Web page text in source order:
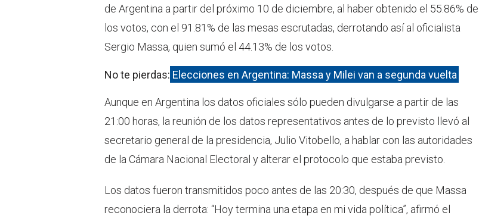
de Argentina a partir del próximo 10 de diciembre, al haber obtenido el 55.86% de
los votos, con el 91.81% de las mesas escrutadas, derrotando así al oficialista
Sergio Massa, quien sumó el 44.13% de los votos.
No te pierdas: Elecciones en Argentina: Massa y Milei van a segunda vuelta
Aunque en Argentina los datos oficiales sólo pueden divulgarse a partir de las
21:00 horas, la reunión de los datos representativos antes de lo previsto llevó al
secretario general de la presidencia, Julio Vitobello, a hablar con las autoridades
de la Cámara Nacional Electoral y alterar el protocolo que estaba previsto.
Los datos fueron transmitidos poco antes de las 20:30, después de que Massa
reconociera la derrota: “Hoy termina una etapa en mi vida política”, afirmó el